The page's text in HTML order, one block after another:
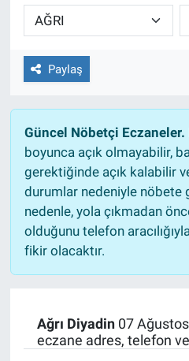
Paylaş
Güncel Nöbetçi Eczaneler.
boyunca açık olmayabilir,
gerektiğinde açık kalabilir
durumlar nedeniyle nöbete
nedenle, yola çıkmadan
olduğunu telefon
fikir olacaktır.
Ağrı Diyadin07
eczane adres, telefon
TEKNOLOJİ
Dünya
İlçeler
MAGAZİN
Bilim, Teknoloji
ASAYİŞ
EĞİTİM